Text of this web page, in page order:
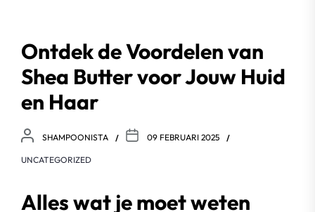
Ontdek de Voordelen van
Shea Butter voor Jouw Huid
en Haar
SHAMPOONISTA 09 FEBRUARI 2025
UNCATEGORIZED
Alles wat je moet weten